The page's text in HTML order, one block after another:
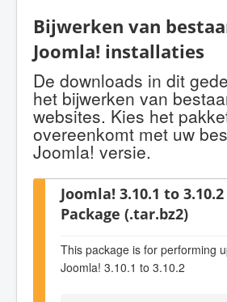
Bijwerken van
Joomla! installaties
De downloads in dit
het bijwerken van
websites. Kies het
overeenkomt met uw
Joomla! versie.
Joomla! 3.10.1 to
Package (.tar.bz2)
This package is for performing
Joomla! 3.10.1 to 3.10.2